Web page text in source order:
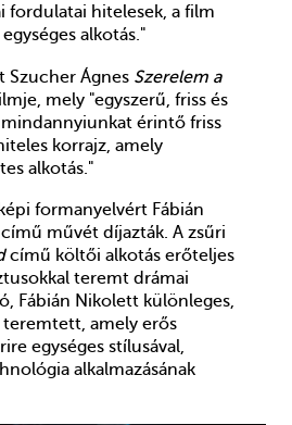
hitelesek, a film
alkotás."
Szucher Ágnes Szerelem a
mely "egyszerű, friss és
érintő friss
korrajz, amely
alkotás."
formanyelvért Fábián
művét díjazták. A zsűri
című költői alkotás erőteljes
teremt drámai
Fábián Nikolett különleges,
amely erős
egységes stílusával,
alkalmazásának